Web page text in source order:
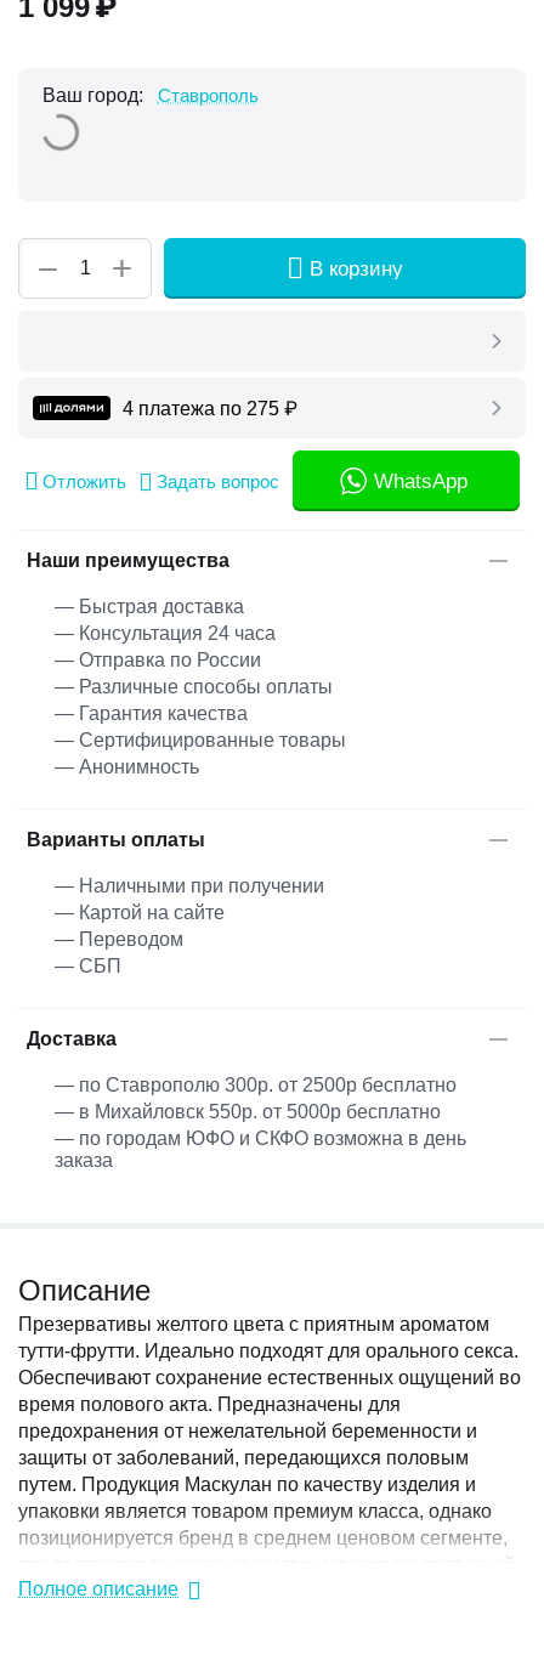
1 099₽
Ваш город: Ставрополь
+
− В корзину
4 платежа по 275 ₽
Отложить Задать вопрос WhatsApp
Наши преимущества
— Быстрая доставка
— Консультация 24 часа
— Отправка по России
— Различные способы оплаты
— Гарантия качества
— Сертифицированные товары
— Анонимность
Варианты оплаты
— Наличными при получении
— Картой на сайте
— Переводом
— СБП
Доставка
— по Ставрополю 300р. от 2500р бесплатно
— в Михайловск 550р. от 5000р бесплатно
— по городам ЮФО и СКФО возможна в день
заказа
Описание
Презервативы желтого цвета с приятным ароматом
тутти-фрутти. Идеально подходят для орального секса.
Обеспечивают сохранение естественных ощущений во
время полового акта. Предназначены для
предохранения от нежелательной беременности и
защиты от заболеваний, передающихся половым
путем. Продукция Маскулан по качеству изделия и
упаковки является товаром премиум класса, однако
позиционируется бренд в среднем ценовом сегменте,
предоставляя высокое качество изделия по доступной
основной массе населения цене. Презервативы
Полное описание